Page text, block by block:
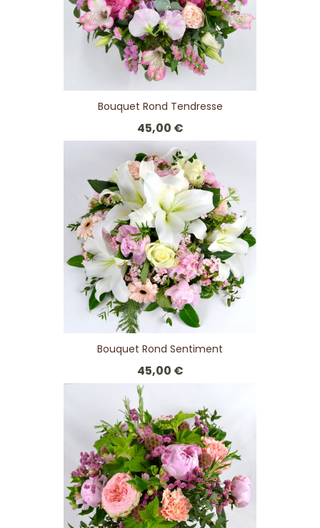
Bouquet Rond Tendresse
45,00 €
Bouquet Rond Sentiment
45,00 €